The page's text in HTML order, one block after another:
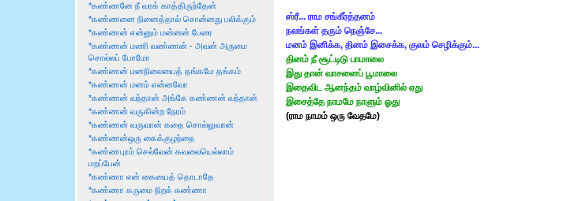
*கண்ணனே நீ வரக் காத்திருந்தேன்
*கண்ணனை நினைத்தால் சொன்னது பலிக்கும்
*கண்ணன் என்னும் மன்னன் பேரை
*கண்ணன் மணி வண்ணன் - அவன் அருமை
சொல்லப் போமோ
*கண்ணன் மனநிலையைத் தங்கமே தங்கம்
*கண்ணன் மனம் என்னவோ
*கண்ணன் வந்தான் அங்கே கண்ணன் வந்தான்
*கண்ணன் வருகின்ற நேரம்
*கண்ணன் வருவான் கதை சொல்லுவான்
*கண்ணன்ஒரு கைக்குழந்தை
*கண்ணபுரம் செல்வேன் கவலையெல்லாம்
மறப்பேன்
*கண்ணா என் கையைத் தொடாதே
*கண்ணா கருமை நிறக் கண்ணா
ஸ்ரீ... ராம சங்கீர்த்தனம்
நலங்கள் தரும் நெஞ்சே...
மனம் இனிக்க, தினம் இசைக்க, குலம் செழிக்கும்...
தினம் நீ சூட்டிடு பாமாலை
இது தான் வாசனைப் பூமாலை
இதைவிட ஆனந்தம் வாழ்வினில் ஏது
இசைத்தே நாமமே நாளும் ஓது
(ராம நாமம் ஒரு வேதமே)